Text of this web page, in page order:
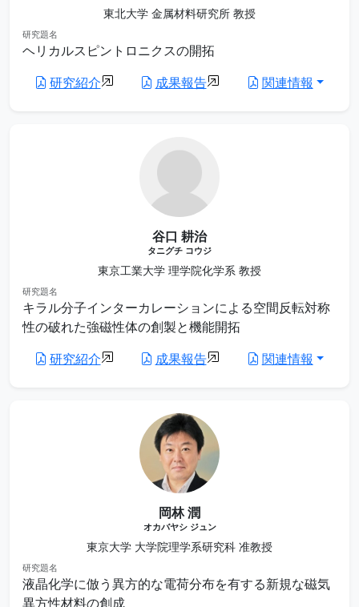
東北大学 金属材料研究所 教授
研究題名
ヘリカルスピントロニクスの開拓
研究紹介
成果報告 関連情報
谷口 耕治
タニグチ コウジ
東京工業大学 理学院化学系 教授
研究題名
キラル分子インターカレーションによる空間反転対称
性の破れた強磁性体の創製と機能開拓
研究紹介
成果報告 関連情報
岡林 潤
オカバヤシ ジュン
東京大学 大学院理学系研究科 准教授
研究題名
液晶化学に倣う異方的な電荷分布を有する新規な磁気
異方性材料の創成